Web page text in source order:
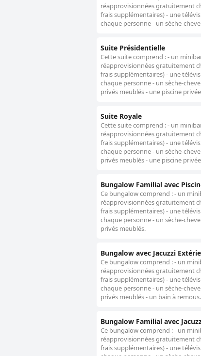
réapprovisionnées gratuitement
frais supplémentaires) - une
chaque personne - un sèche-
Suite Présidentielle
Cette suite comprend : - un
réapprovisionnées gratuitement
frais supplémentaires) - une
chaque personne - un sèche-
privés meublés - une piscine
Suite Royale
Cette suite comprend : - un
réapprovisionnées gratuitement
frais supplémentaires) - une
chaque personne - un sèche-
privés meublés - une piscine
Bungalow Familial avec
Ce bungalow comprend : - un
réapprovisionnées gratuitement
frais supplémentaires) - une
chaque personne - un sèche-
privés meublés.
Bungalow avec Jacuzzi
Ce bungalow comprend : - un
réapprovisionnées gratuitement
frais supplémentaires) - une
chaque personne - un sèche-
privés meublés - un bain à remous.
Bungalow Familial avec
Ce bungalow comprend : - un
réapprovisionnées gratuitement
frais supplémentaires) - une